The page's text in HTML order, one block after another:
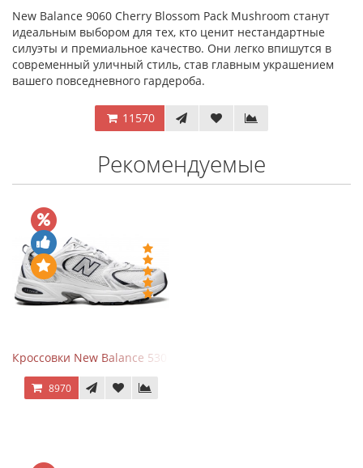
New Balance 9060 Cherry Blossom Pack Mushroom станут
идеальным выбором для тех, кто ценит нестандартные
силуэты и премиальное качество. Они легко впишутся в
современный уличный стиль, став главным украшением
вашего повседневного гардероба.
11570
Рекомендуемые
Кроссовки New Balance 530 White Silver Navy
8970